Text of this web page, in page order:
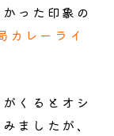
った印象の
カレーライ
くるとオシ
ましたが、